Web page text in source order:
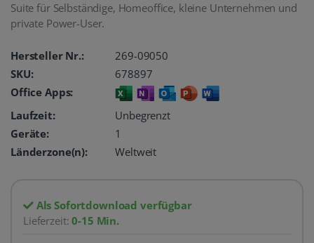
Suite für Selbständige, Homeoffice, kleine Unternehmen und
private Power-User.
Hersteller Nr.:
269-09050
SKU:
678897
Office Apps:
Laufzeit:
Unbegrenzt
Geräte:
1
Länderzone(n):
Weltweit
Als Sofortdownload verfügbar
Lieferzeit:0-15 Min.